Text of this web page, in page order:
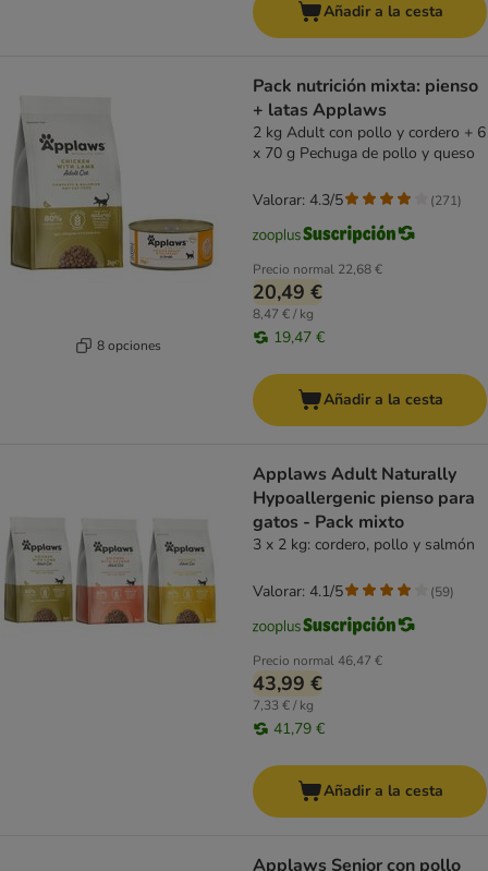
Añadir a la cesta
8 opciones
Pack nutrición mixta: pienso
+ latas Applaws
2 kg Adult con pollo y cordero + 6
x 70 g Pechuga de pollo y queso
Precio normal 22,68 €
20,49 €
8,47 € / kg
19,47 €
Valorar: 4.3/5 (271)
Añadir a la cesta
Applaws Adult Naturally
Hypoallergenic pienso para
gatos - Pack mixto
3 x 2 kg: cordero, pollo y salmón
Precio normal46,47 €
43,99 €
7,33 € / kg
41,79 €
Valorar: 4.1/5 (59)
Añadir a la cesta
Applaws Senior con pollo